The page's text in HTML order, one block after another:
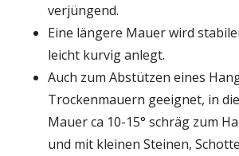
verjüngend.
Eine längere Mauer wird
leicht kurvig anlegt.
Auch zum Abstützen eines
Trockenmauern geeignet, in
Mauer ca 10-15° schräg zum
und mit kleinen Steinen,